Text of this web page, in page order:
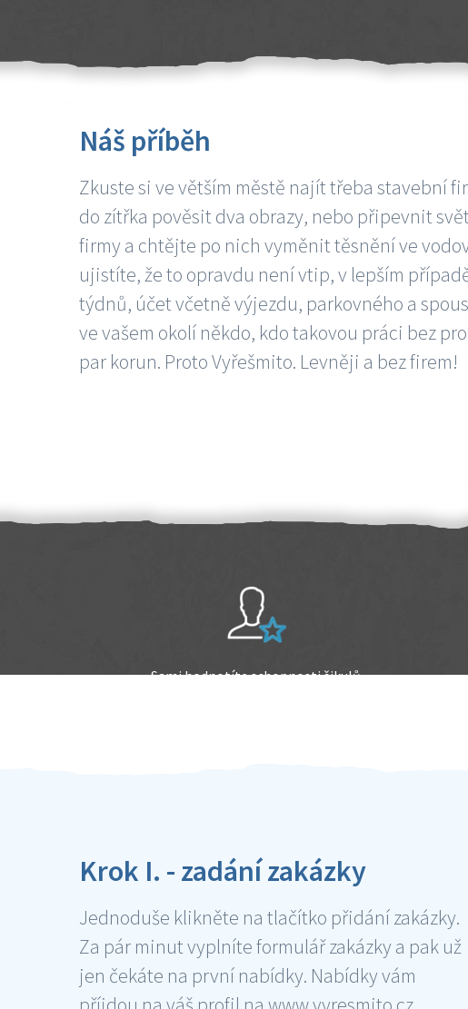
Náš příběh
Zkuste si ve větším městě najít třeba stavební
do zítřka pověsit dva obrazy, nebo připevnit
firmy a chtějte po nich vyměnit těsnění ve
ujistíte, že to opravdu není vtip, v lepším
týdnů, účet včetně výjezdu, parkovného a
ve vašem okolí někdo, kdo takovou práci bez
par korun. Proto Vyřešmito. Levněji a bez firem!
Sami hodnotíte schopnosti šikulů
Krok I. - zadání zakázky
Jednoduše klikněte na tlačítko přidání zakázky.
Za pár minut vyplníte formulář zakázky a pak už
jen čekáte na první nabídky. Nabídky vám